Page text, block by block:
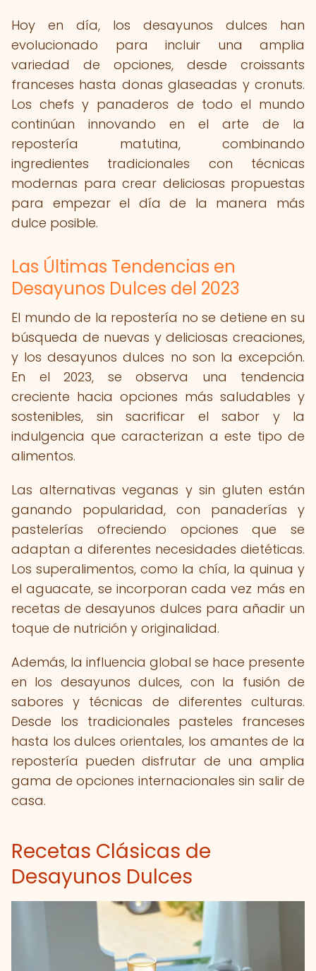
Hoy en día, los desayunos dulces han
evolucionado para incluir una amplia
variedad de opciones, desde croissants
franceses hasta donas glaseadas y cronuts.
Los chefs y panaderos de todo el mundo
continúan innovando en el arte de la
repostería matutina, combinando
ingredientes tradicionales con técnicas
modernas para crear deliciosas propuestas
para empezar el día de la manera más
dulce posible.
Las Últimas Tendencias en
Desayunos Dulces del 2023
El mundo de la repostería no se detiene en su
búsqueda de nuevas y deliciosas creaciones,
y los desayunos dulces no son la excepción.
En el 2023, se observa una tendencia
creciente hacia opciones más saludables y
sostenibles, sin sacrificar el sabor y la
indulgencia que caracterizan a este tipo de
alimentos.
Las alternativas veganas y sin gluten están
ganando popularidad, con panaderías y
pastelerías ofreciendo opciones que se
adaptan a diferentes necesidades dietéticas.
Los superalimentos, como la chía, la quinua y
el aguacate, se incorporan cada vez más en
recetas de desayunos dulces para añadir un
toque de nutrición y originalidad.
Además, la influencia global se hace presente
en los desayunos dulces, con la fusión de
sabores y técnicas de diferentes culturas.
Desde los tradicionales pasteles franceses
hasta los dulces orientales, los amantes de la
repostería pueden disfrutar de una amplia
gama de opciones internacionales sin salir de
casa.
Recetas Clásicas de
Desayunos Dulces